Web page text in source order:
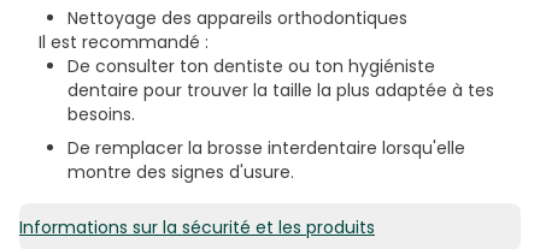
Nettoyage des appareils orthodontiques
Il est recommandé :
De consulter ton dentiste ou ton hygiéniste
dentaire pour trouver la taille la plus adaptée à tes
besoins.
De remplacer la brosse interdentaire lorsqu'elle
montre des signes d'usure.
Informations sur la sécurité et les produits